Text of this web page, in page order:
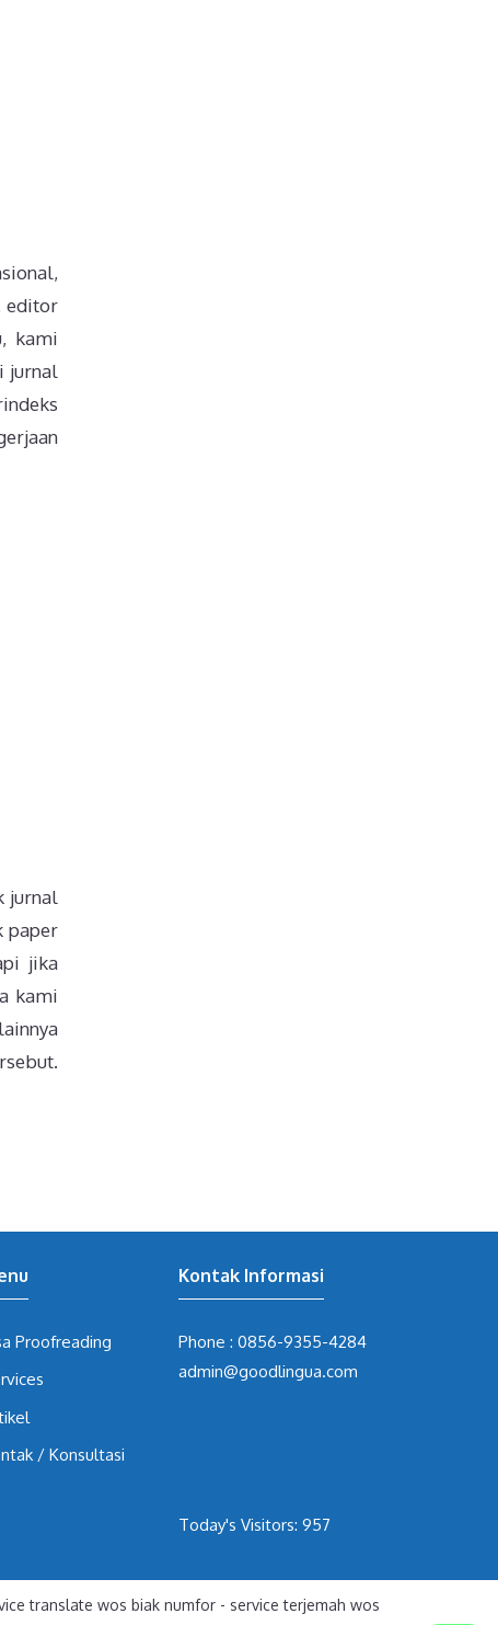
editor
kami
jurnal
jurnal
paper
jika
kami
Proofreading
/ Konsultasi
Kontak Informasi
Phone : 0856-9355-4284
admin@goodlingua.com
Today's Visitors: 957
translate wos biak numfor- service terjemah wos